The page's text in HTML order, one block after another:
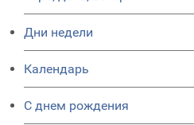
Дни недели
Календарь
C днем рождения